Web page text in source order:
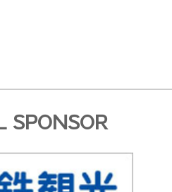
SPONSOR